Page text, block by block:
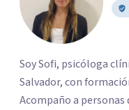
Soy Sofi, psicóloga
Salvador, con
Acompaño a personas